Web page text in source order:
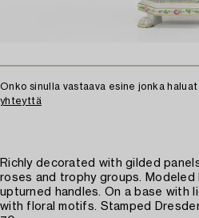
Onko sinulla vastaava esine jonka
yhteyttä
Richly decorated with gilded
roses and trophy groups. Modeled
upturned handles. On a base with
with floral motifs. Stamped